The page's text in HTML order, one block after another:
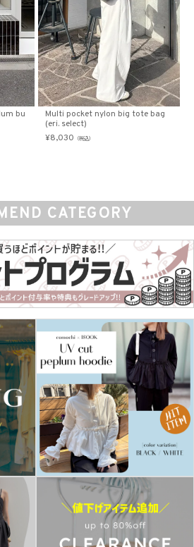
bu
Multi pocket nylon big tote bag
(eri. select)
¥8,030 （税込）
CATEGORY